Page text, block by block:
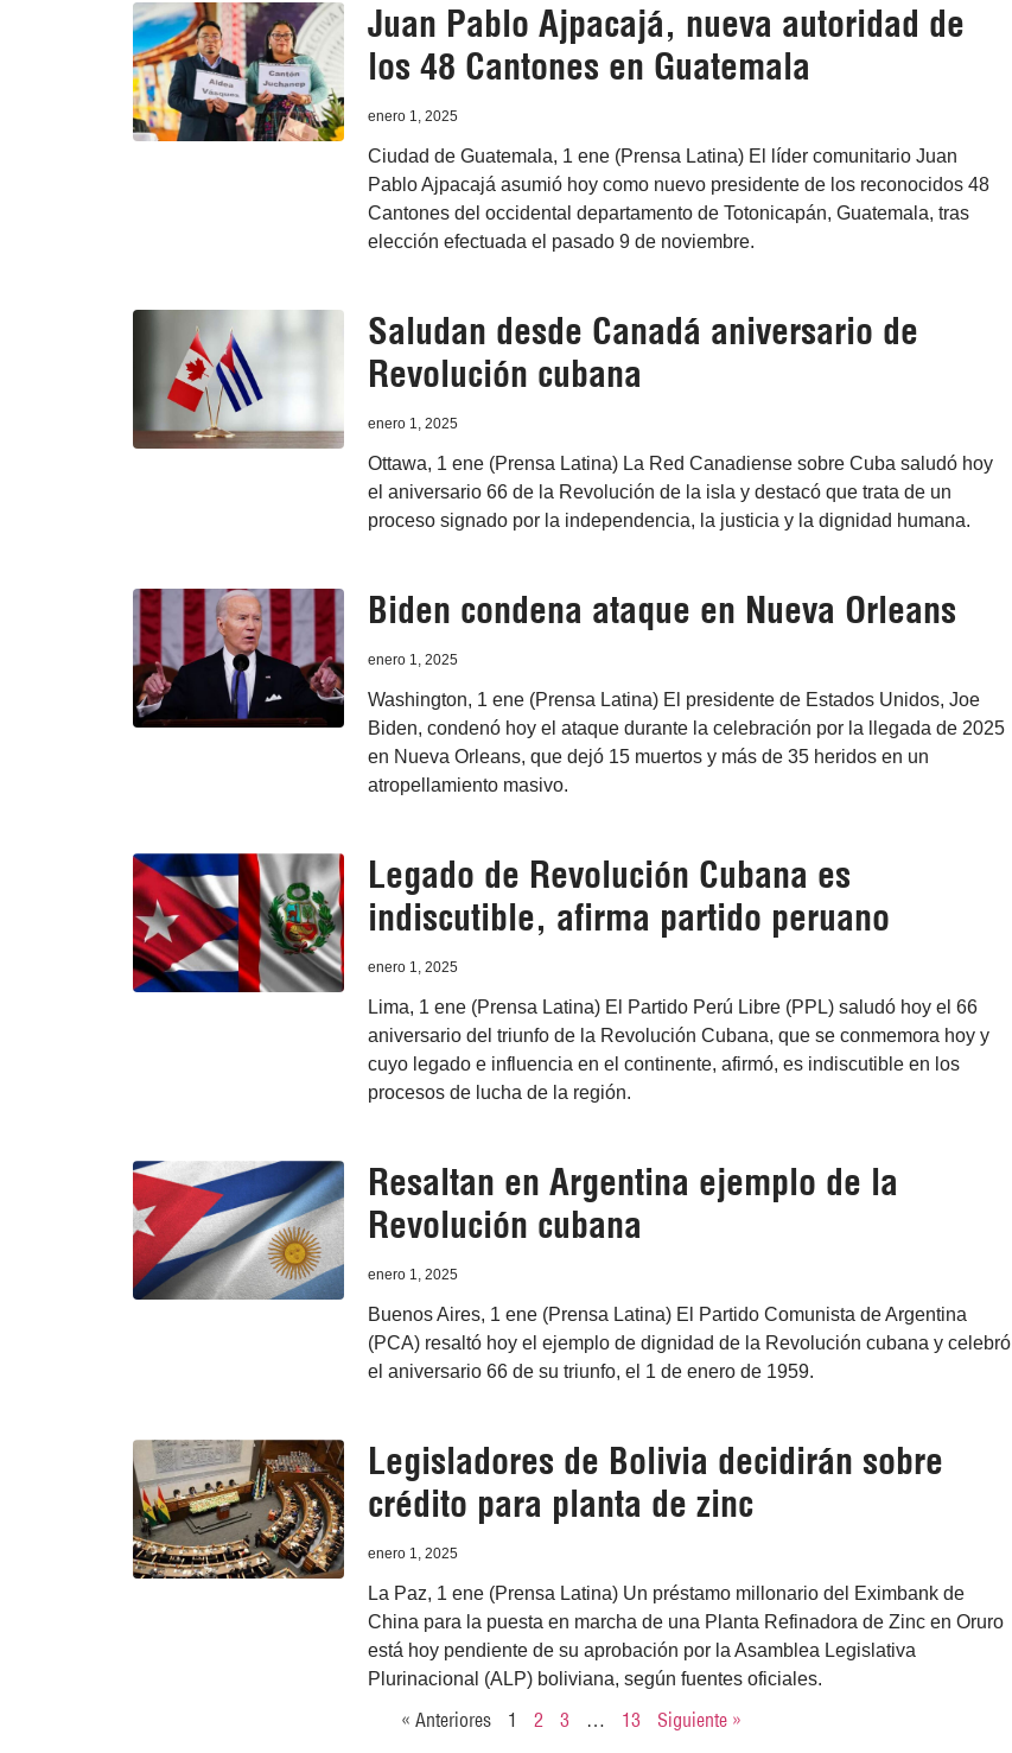
Juan Pablo Ajpacajá, nueva autoridad de
los 48 Cantones en Guatemala
enero 1, 2025
Ciudad de Guatemala, 1 ene (Prensa Latina) El líder comunitario Juan
Pablo Ajpacajá asumió hoy como nuevo presidente de los reconocidos 48
Cantones del occidental departamento de Totonicapán, Guatemala, tras
elección efectuada el pasado 9 de noviembre.
Saludan desde Canadá aniversario de
Revolución cubana
enero 1, 2025
Ottawa, 1 ene (Prensa Latina) La Red Canadiense sobre Cuba saludó hoy
el aniversario 66 de la Revolución de la isla y destacó que trata de un
proceso signado por la independencia, la justicia y la dignidad humana.
Biden condena ataque en Nueva Orleans
enero 1, 2025
Washington, 1 ene (Prensa Latina) El presidente de Estados Unidos, Joe
Biden, condenó hoy el ataque durante la celebración por la llegada de 2025
en Nueva Orleans, que dejó 15 muertos y más de 35 heridos en un
atropellamiento masivo.
Legado de Revolución Cubana es
indiscutible, afirma partido peruano
enero 1, 2025
Lima, 1 ene (Prensa Latina) El Partido Perú Libre (PPL) saludó hoy el 66
aniversario del triunfo de la Revolución Cubana, que se conmemora hoy y
cuyo legado e influencia en el continente, afirmó, es indiscutible en los
procesos de lucha de la región.
Resaltan en Argentina ejemplo de la
Revolución cubana
enero 1, 2025
Buenos Aires, 1 ene (Prensa Latina) El Partido Comunista de Argentina
(PCA) resaltó hoy el ejemplo de dignidad de la Revolución cubana y celebró
el aniversario 66 de su triunfo, el 1 de enero de 1959.
Legisladores de Bolivia decidirán sobre
crédito para planta de zinc
enero 1, 2025
La Paz, 1 ene (Prensa Latina) Un préstamo millonario del Eximbank de
China para la puesta en marcha de una Planta Refinadora de Zinc en Oruro
está hoy pendiente de su aprobación por la Asamblea Legislativa
Plurinacional (ALP) boliviana, según fuentes oficiales.
« Anteriores 1 2 3 … 13 Siguiente »